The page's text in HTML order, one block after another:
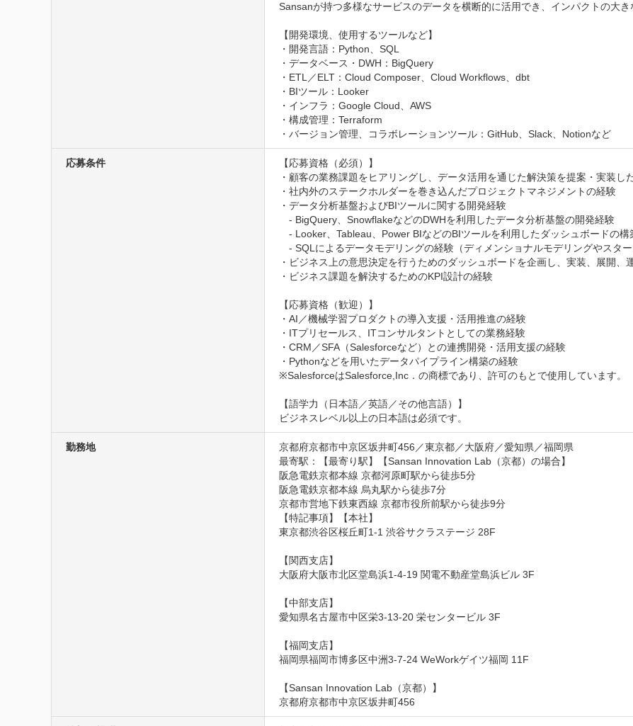
Sansanが持つ多様なサービスのデータを横断的に活用でき、インパクトの大き
【開発環境、使用するツールなど】
・開発言語：Python、SQL
・データベース・DWH：BigQuery
・ETL／ELT：Cloud Composer、Cloud Workflows、dbt
・BIツール：Looker
・インフラ：Google Cloud、AWS
・構成管理：Terraform
・バージョン管理、コラボレーションツール：GitHub、Slack、Notionなど
応募条件
【応募資格（必須）】
・顧客の業務課題をヒアリングし、データ活用を通じた解決策を提案・実装し
・社内外のステークホルダーを巻き込んだプロジェクトマネジメントの経験
・データ分析基盤およびBIツールに関する開発経験
- BigQuery、SnowflakeなどのDWHを利用したデータ分析基盤の開発経験
- Looker、Tableau、Power BIなどのBIツールを利用したダッシュボードの構
- SQLによるデータモデリングの経験（ディメンショナルモデリングやスター
・ビジネス上の意思決定を行うためのダッシュボードを企画し、実装、展開、
・ビジネス課題を解決するためのKPI設計の経験
【応募資格（歓迎）】
・AI／機械学習プロダクトの導入支援・活用推進の経験
・ITプリセールス、ITコンサルタントとしての業務経験
・CRM／SFA（Salesforceなど）との連携開発・活用支援の経験
・Pythonなどを用いたデータパイプライン構築の経験
※SalesforceはSalesforce,Inc．の商標であり、許可のもとで使用しています。
【語学力（日本語／英語／その他言語）】
ビジネスレベル以上の日本語は必須です。
勤務地
京都府京都市中京区坂井町456／東京都／大阪府／愛知県／福岡県
最寄駅：【最寄り駅】【Sansan Innovation Lab（京都）の場合】
阪急電鉄京都本線 京都河原町駅から徒歩5分
阪急電鉄京都本線 烏丸駅から徒歩7分
京都市営地下鉄東西線 京都市役所前駅から徒歩9分
【特記事項】【本社】
東京都渋谷区桜丘町1-1 渋谷サクラステージ 28F
【関西支店】
大阪府大阪市北区堂島浜1-4-19 関電不動産堂島浜ビル 3F
【中部支店】
愛知県名古屋市中区栄3-13-20 栄センタービル 3F
【福岡支店】
福岡県福岡市博多区中洲3-7-24 WeWorkゲイツ福岡 11F
【Sansan Innovation Lab（京都）】
京都府京都市中京区坂井町456